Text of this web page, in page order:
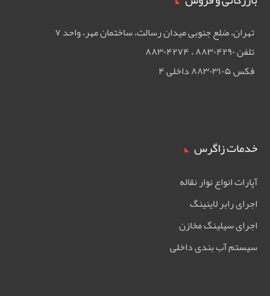
تهران، ضلع جنوبی ميدان رسالت، ساختمان مهر، واحد ۷
تلفن ۸۸۳۰۴۲۹۰ ، ۸۸۳۰۴۲۷۴
فکس ۸۸۳۰۳۱۰۵ داخلی ۴
خدمات زاگرس
آپارات انواع نوار نقاله
اجرای رابر لاینینگ
اجرای سیلینگ مخازن
سیستم آب بندی داخلی